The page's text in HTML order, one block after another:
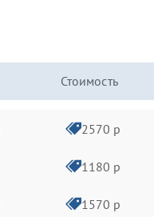
Стоимость
2570 р
1180 р
1570 р